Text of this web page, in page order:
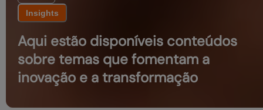
Insights
Aqui estão disponíveis conteúdos
sobre temas que fomentam a
inovação e a transformação